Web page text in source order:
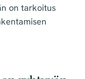
on tarkoitus